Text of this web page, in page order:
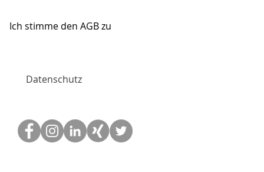
Ich stimme den AGB zu
Datenschutz